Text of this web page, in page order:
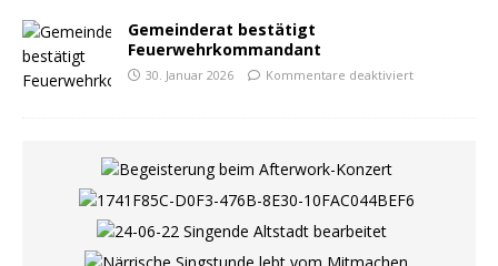
Gemeinderat bestätigt
Feuerwehrkommandant
30. Januar 2026 Kommentare deaktiviert